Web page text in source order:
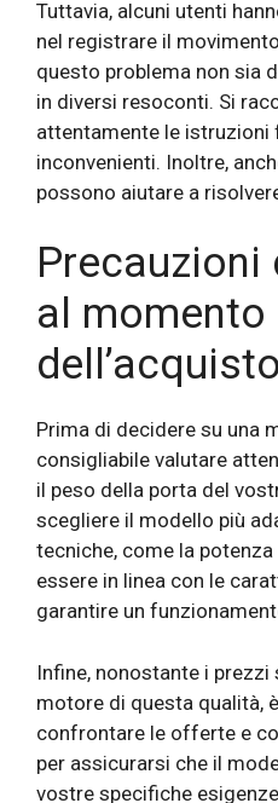
Tuttavia, alcuni utenti
nel registrare il
questo problema non sia
in diversi resoconti. Si
attentamente le istruzioni
inconvenienti. Inoltre,
possono aiutare a
al momento
dell’acquisto
Prima di decidere su una
consigliabile valutare
il peso della porta del
scegliere il modello più
tecniche, come la
essere in linea con le
garantire un
Infine, nonostante i
motore di questa qualità,
confrontare le offerte e
per assicurarsi che il
vostre specifiche